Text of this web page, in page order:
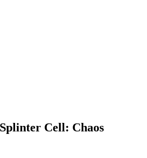
Cell: Chaos